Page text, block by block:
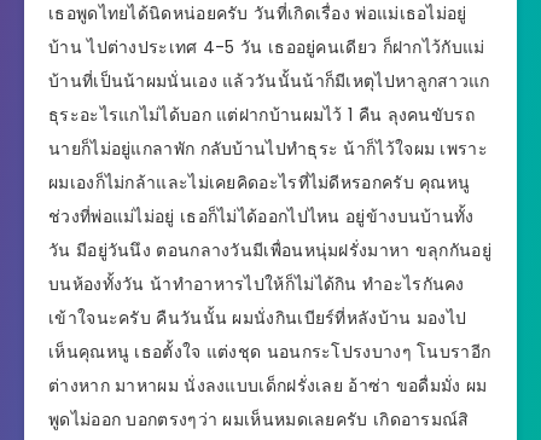
เธอพูดไทยได้นิดหน่อยครับ วันที่เกิดเรื่อง พ่อแม่เธอไม่อยู่
บ้าน ไปต่างประเทศ 4-5 วัน เธออยู่คนเดียว ก็ฝากไว้กับแม่
บ้านที่เป็นน้าผมนั่นเอง แล้ววันนั้นน้าก็มีเหตุไปหาลูกสาวแก
ธุระอะไรแกไม่ได้บอก แต่ฝากบ้านผมไว้ 1 คืน ลุงคนขับรถ
นายก็ไม่อยู่แกลาพัก กลับบ้านไปทำธุระ น้าก็ไว้ใจผม เพราะ
ผมเองก็ไม่กล้าและไม่เคยคิดอะไรที่ไม่ดีหรอกครับ คุณหนู
ช่วงที่พ่อแม่ไม่อยู่ เธอก็ไม่ได้ออกไปไหน อยู่ข้างบนบ้านทั้ง
วัน มีอยู่วันนึง ตอนกลางวันมีเพื่อนหนุ่มฝรั่งมาหา ขลุกกันอยู่
บนห้องทั้งวัน น้าทำอาหารไปให้ก็ไม่ได้กิน ทำอะไรกันคง
เข้าใจนะครับ คืนวันนั้น ผมนั่งกินเบียร์ที่หลังบ้าน มองไป
เห็นคุณหนู เธอตั้งใจ แต่งชุด นอนกระโปรงบางๆ โนบราอีก
ต่างหาก มาหาผม นั่งลงแบบเด็กฝรั่งเลย อ้าซ่า ขอดื่มมั่ง ผม
พูดไม่ออก บอกตรงๆว่า ผมเห็นหมดเลยครับ เกิดอารมณ์สิ